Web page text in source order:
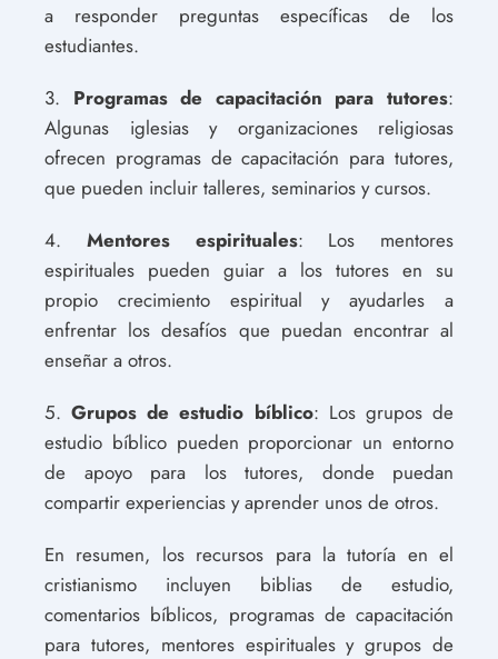
a responder preguntas específicas de los
estudiantes.
3. Programas de capacitación para tutores:
Algunas iglesias y organizaciones religiosas
ofrecen programas de capacitación para tutores,
que pueden incluir talleres, seminarios y cursos.
4. Mentores espirituales: Los mentores
espirituales pueden guiar a los tutores en su
propio crecimiento espiritual y ayudarles a
enfrentar los desafíos que puedan encontrar al
enseñar a otros.
5.Grupos de estudio bíblico: Los grupos de
estudio bíblico pueden proporcionar un entorno
de apoyo para los tutores, donde puedan
compartir experiencias y aprender unos de otros.
En resumen, los recursos para la tutoría en el
cristianismo incluyen biblias de estudio,
comentarios bíblicos, programas de capacitación
para tutores, mentores espirituales y grupos de